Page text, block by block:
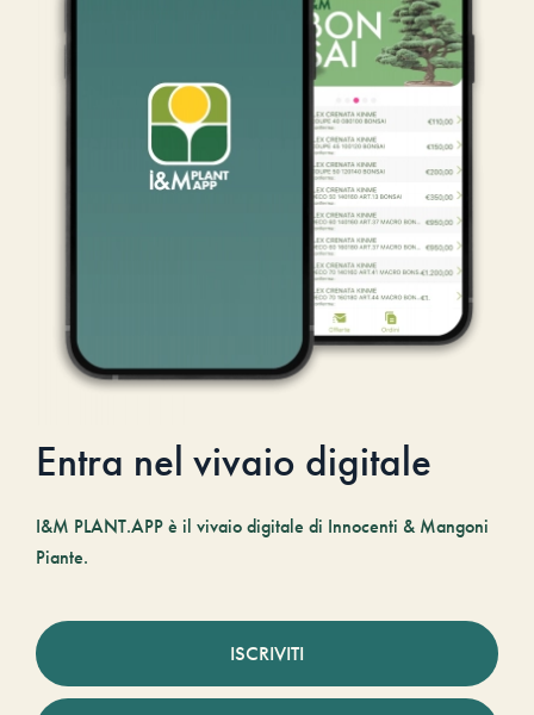
Entra nel vivaio digitale
I&M PLANT.APP è il vivaio digitale di Innocenti & Mangoni
Piante.
ISCRIVITI